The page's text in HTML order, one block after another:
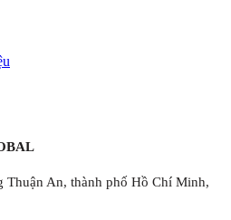
Thuận An, thành phố Hồ Chí Minh,